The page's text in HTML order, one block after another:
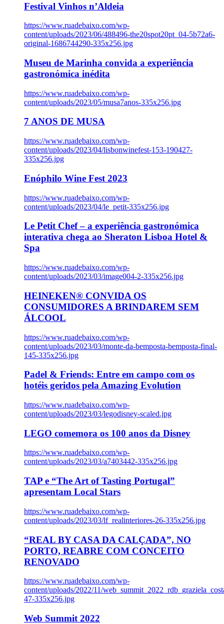
Festival Vinhos n’Aldeia
https://www.ruadebaixo.com/wp-
content/uploads/2023/06/488496-the20spot20pt_04-5b72a6-
original-1686744290-335x256.jpg
Museu de Marinha convida a experiência
gastronómica inédita
https://www.ruadebaixo.com/wp-
content/uploads/2023/05/musa7anos-335x256.jpg
7 ANOS DE MUSA
https://www.ruadebaixo.com/wp-
content/uploads/2023/04/lisbonwinefest-153-190427-
335x256.jpg
Enóphilo Wine Fest 2023
https://www.ruadebaixo.com/wp-
content/uploads/2023/04/le_petit-335x256.jpg
Le Petit Chef – a experiência gastronómica
interativa chega ao Sheraton Lisboa Hotel &
Spa
https://www.ruadebaixo.com/wp-
content/uploads/2023/03/image004-2-335x256.jpg
HEINEKEN® CONVIDA OS
CONSUMIDORES A BRINDAREM SEM
ÁLCOOL
https://www.ruadebaixo.com/wp-
content/uploads/2023/03/monte-da-bemposta-bemposta-final-
145-335x256.jpg
Padel & Friends: Entre em campo com os
hotéis geridos pela Amazing Evolution
https://www.ruadebaixo.com/wp-
content/uploads/2023/03/legodisney-scaled.jpg
LEGO comemora os 100 anos da Disney
https://www.ruadebaixo.com/wp-
content/uploads/2023/03/a7403442-335x256.jpg
TAP e “The Art of Tasting Portugal”
apresentam Local Stars
https://www.ruadebaixo.com/wp-
content/uploads/2023/03/lf_realinteriores-26-335x256.jpg
“REAL BY CASA DA CALÇADA”, NO
PORTO, REABRE COM CONCEITO
RENOVADO
https://www.ruadebaixo.com/wp-
content/uploads/2022/11/
47-335x256.jpg
Web Summit 2022